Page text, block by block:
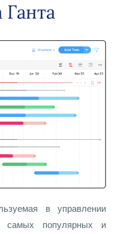
в управлении
самых популярных и